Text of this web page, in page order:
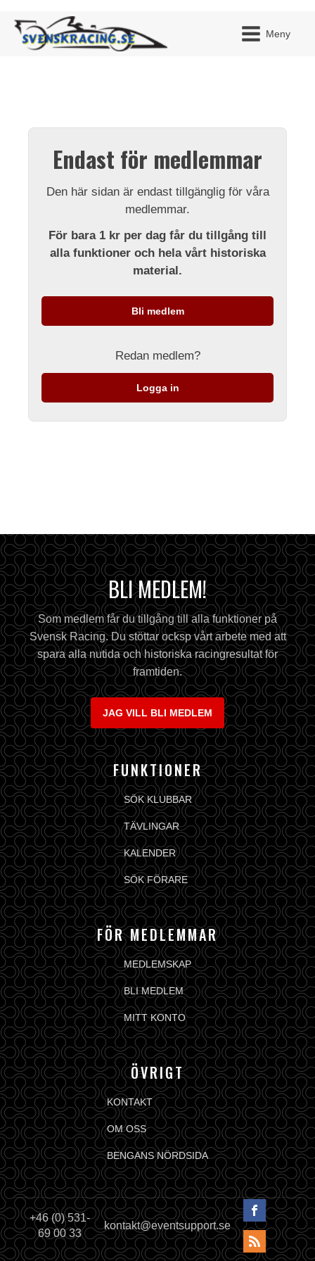
Meny
Endast för medlemmar
Den här sidan är endast tillgänglig för våra
medlemmar.
För bara 1 kr per dag får du tillgång till
alla funktioner och hela vårt historiska
material.
Bli medlem
Redan medlem?
Logga in
BLI MEDLEM!
Som medlem får du tillgång till alla funktioner på
Svensk Racing. Du stöttar ocksp vårt arbete med att
spara alla nutida och historiska racingresultat för
framtiden.
JAG VILL BLI MEDLEM
FUNKTIONER
SÖK KLUBBAR
TÄVLINGAR
KALENDER
SÖK FÖRARE
FÖR MEDLEMMAR
MEDLEMSKAP
BLI MEDLEM
MITT KONTO
ÖVRIGT
KONTAKT
OM OSS
BENGANS NÖRDSIDA
+46 (0) 531-
69 00 33
kontakt@eventsupport.se